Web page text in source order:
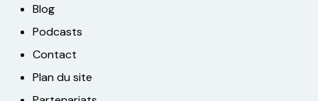
Blog
Podcasts
Contact
Plan du site